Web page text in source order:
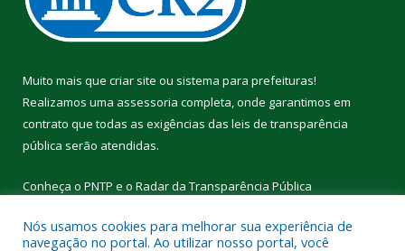
Muito mais que criar site ou sistema para prefeituras!
Realizamos uma assessoria completa, onde garantimos em
contrato que todas as exigências das leis de transparência
pública serão atendidas.
Conheça o PNTP e o Radar da Transparência Pública
Nós usamos cookies para melhorar sua experiência de
navegação no portal. Ao utilizar nosso portal, você